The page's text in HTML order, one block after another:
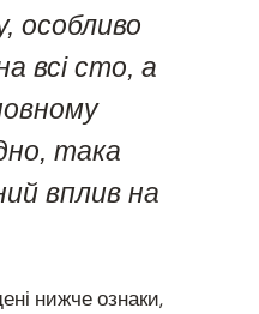
особливо
всі сто, а
така
вплив на
нижче ознаки,